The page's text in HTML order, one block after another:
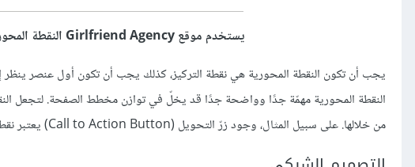
يستخدم موقع Girlfriend Agency النقطة المحورية بصورة جيّدة وذلك بالتشديد على العنوان
يجب أن تكون النقطة المحورية هي نقطة التركيز، كذلك يجب أن تكون أول عنصر
النقطة المحورية مهمّة جدًا وواضحة جدًا قد يخلّ في توازن مخطط الصفحة. لتجعل
من خلالها. على سبيل المثال، وجود زرّ التحويل (Call to Action Button) يعتبر نقطة محورية، لأنه هو الأمر النهائي الذي تريد من المستخدم فعله على صفحتك.